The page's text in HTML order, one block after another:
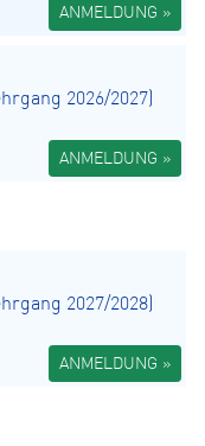
ANMELDUNG »
2026/2027)
ANMELDUNG »
2027/2028)
ANMELDUNG »